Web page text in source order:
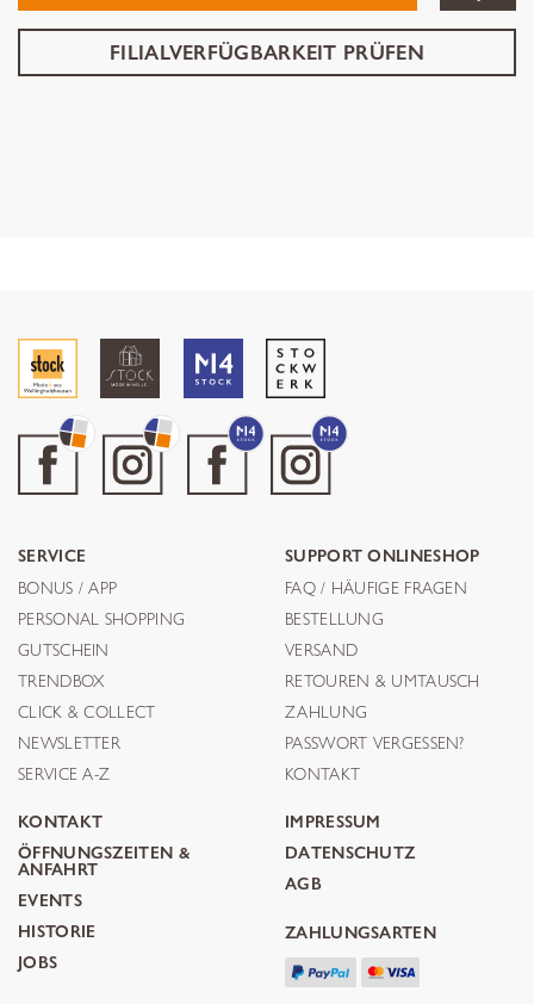
FILIALVERFÜGBARKEIT PRÜFEN
SERVICE
BONUS / APP
PERSONAL SHOPPING
GUTSCHEIN
TRENDBOX
CLICK & COLLECT
NEWSLETTER
SERVICE A-Z
SUPPORT ONLINESHOP
FAQ / HÄUFIGE FRAGEN
BESTELLUNG
VERSAND
RETOUREN & UMTAUSCH
ZAHLUNG
PASSWORT VERGESSEN?
KONTAKT
KONTAKT
ÖFFNUNGSZEITEN &
ANFAHRT
EVENTS
HISTORIE
JOBS
IMPRESSUM
DATENSCHUTZ
AGB
ZAHLUNGSARTEN